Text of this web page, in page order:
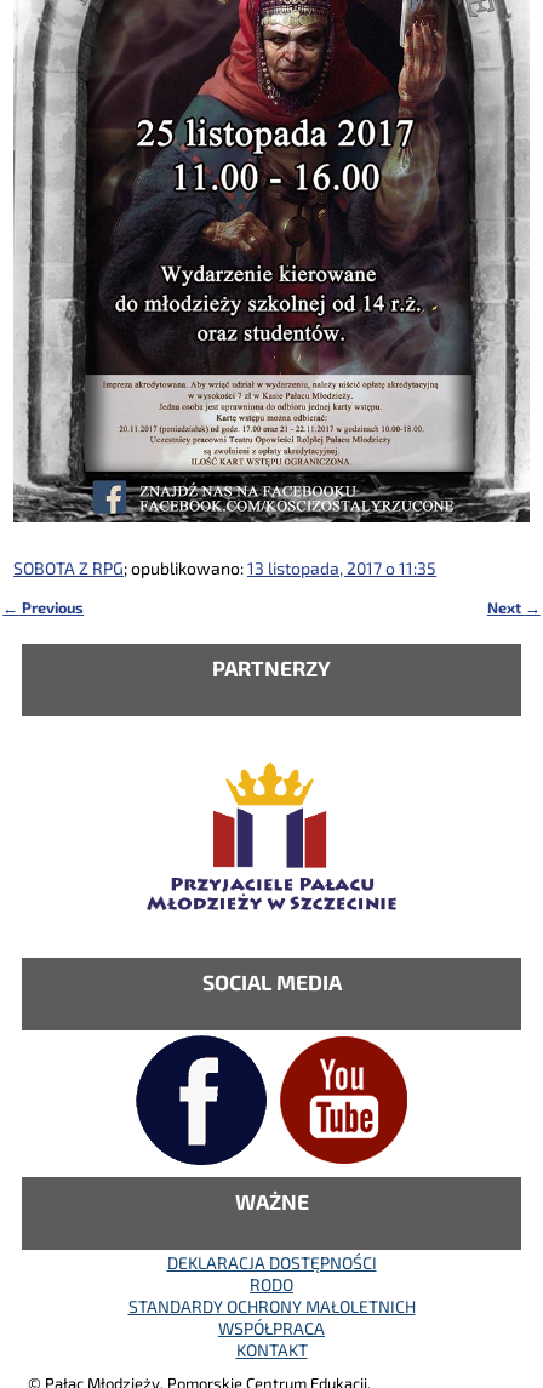
SOBOTA Z RPG; opublikowano:13 listopada, 2017 o 11:35
← Previous Next →
PARTNERZY
SOCIAL MEDIA
WAŻNE
DEKLARACJA DOSTĘPNOŚCI
RODO
STANDARDY OCHRONY MAŁOLETNICH
WSPÓŁPRACA
KONTAKT
© Pałac Młodzieży. Pomorskie Centrum Edukacji.